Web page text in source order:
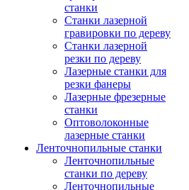
станки
Станки лазерной
гравировки по дереву
Станки лазерной
резки по дереву
Лазерные станки для
резки фанеры
Лазерные фрезерные
станки
Оптоволоконные
лазерные станки
Ленточнопильные станки
Ленточнопильные
станки по дереву
Ленточнопильные